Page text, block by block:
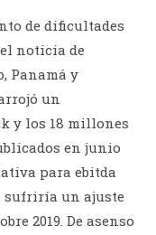
de dificultades
noticia de
Panamá y
un
y los 18 millones
en junio
para ebitda
sufriría un ajuste
2019. De asenso